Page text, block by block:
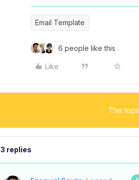
Email Template
6 people like this
Like
This
3 replies